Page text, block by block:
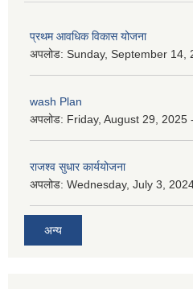
प्रथम आवधिक विकास योजना
अपलोड: Sunday, September 14,
wash Plan
अपलोड: Friday, August 29, 2025
राजश्व सुधार कार्ययोजना
अपलोड: Wednesday, July 3,
अन्य